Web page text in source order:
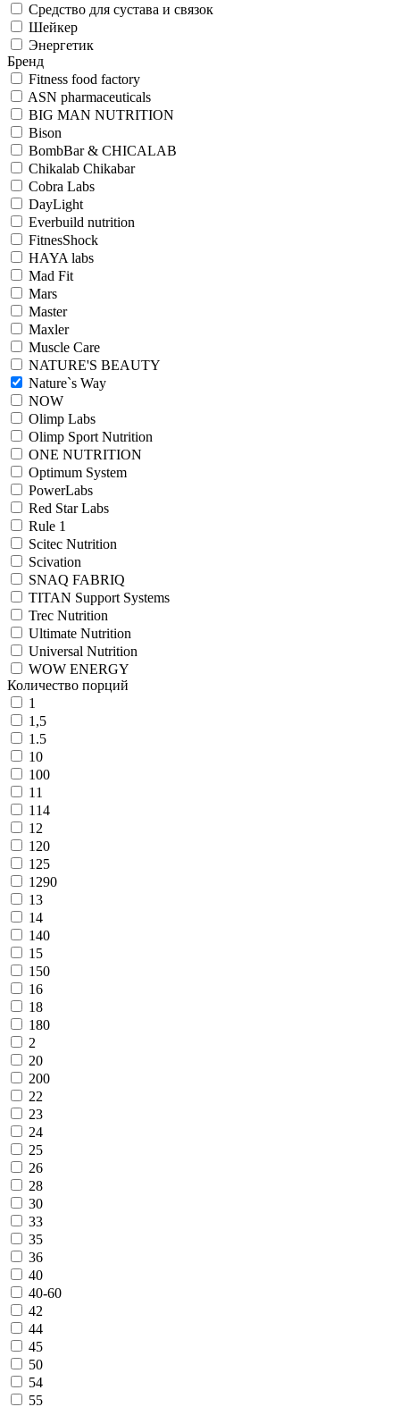
Средство для сустава и связок
Шейкер
Энергетик
Бренд
Fitness food factory
ASN pharmaceuticals
BIG MAN NUTRITION
Bison
BombBar & CHICALAB
Chikalab Chikabar
Cobra Labs
DayLight
Everbuild nutrition
FitnesShock
HAYA labs
Mad Fit
Mars
Master
Maxler
Muscle Care
NATURE'S BEAUTY
Nature`s Way
NOW
Olimp Labs
Olimp Sport Nutrition
ONE NUTRITION
Optimum System
PowerLabs
Red Star Labs
Rule 1
Scitec Nutrition
Scivation
SNAQ FABRIQ
TITAN Support Systems
Trec Nutrition
Ultimate Nutrition
Universal Nutrition
WOW ENERGY
Количество порций
1
1,5
1.5
10
100
11
114
12
120
125
1290
13
14
140
15
150
16
18
180
2
20
200
22
23
24
25
26
28
30
33
35
36
40
40-60
42
44
45
50
54
55